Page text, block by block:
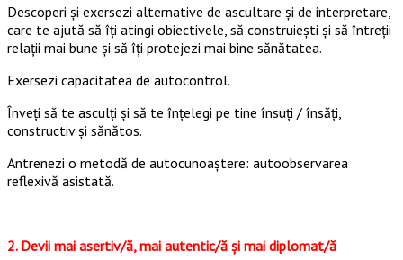
Descoperi și exersezi alternative de ascultare şi de interpretare,
care te ajută să îți atingi obiectivele, să construiești și să întreții
relații mai bune și să îți protejezi mai bine sănătatea.
Exersezi capacitatea de autocontrol.
Înveți să te asculți și să te înțelegi pe tine însuți / însăți,
constructiv și sănătos.
Antrenezi o metodă de autocunoaştere: autoobservarea
reflexivă asistată.
2. Devii mai asertiv/ă, mai autentic/ă și mai diplomat/ă